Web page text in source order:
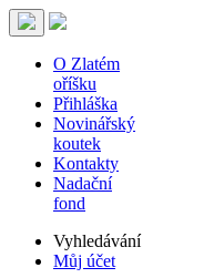
O Zlatém
oříšku
Přihláška
Novinářský
koutek
Kontakty
Nadační
fond
Vyhledávání
Můj účet